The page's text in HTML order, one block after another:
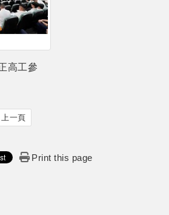
高工參
上一頁
Print this page